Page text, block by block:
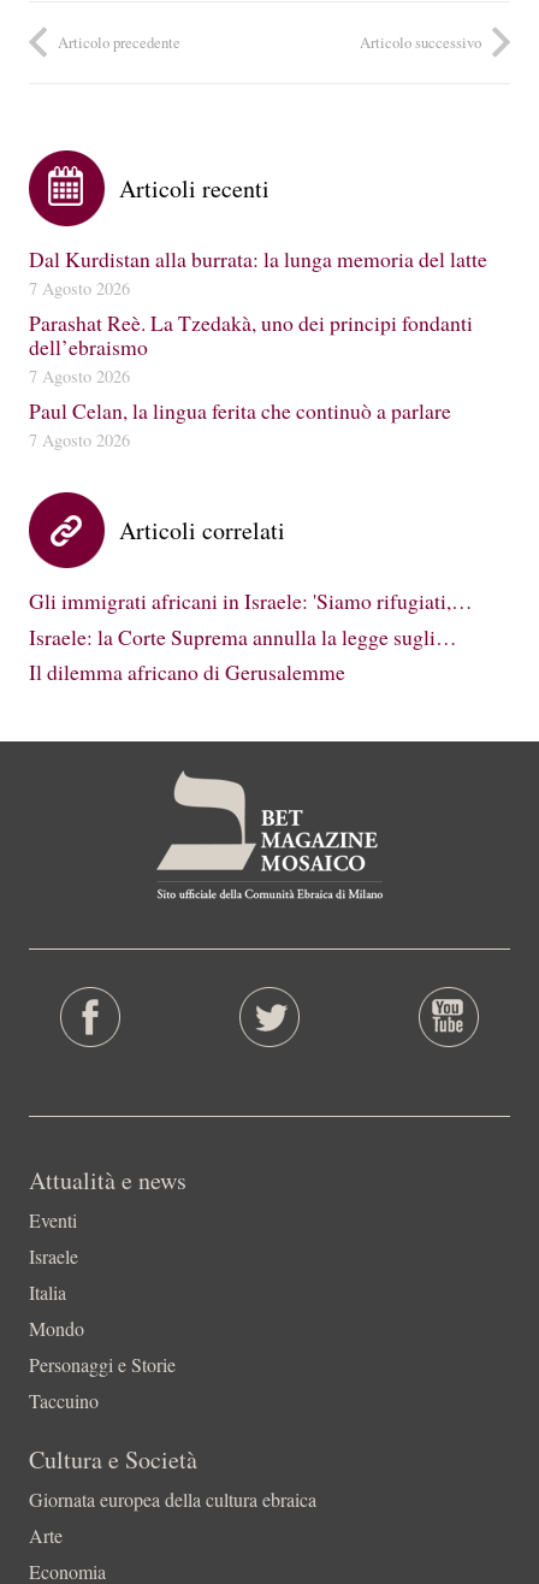
Articolo precedente Articolo successivo
Articoli recenti
Dal Kurdistan alla burrata: la lunga memoria del latte
7 Agosto 2026
Parashat Reè. La Tzedakà, uno dei principi fondanti
dell’ebraismo
7 Agosto 2026
Paul Celan, la lingua ferita che continuò a parlare
7 Agosto 2026
Articoli correlati
Gli immigrati africani in Israele: 'Siamo rifugiati,…
Israele: la Corte Suprema annulla la legge sugli…
Il dilemma africano di Gerusalemme
Attualità e news
Eventi
Israele
Italia
Mondo
Personaggi e Storie
Taccuino
Cultura e Società
Giornata europea della cultura ebraica
Arte
Economia